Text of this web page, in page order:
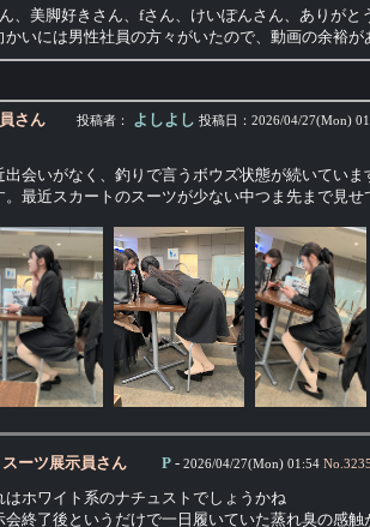
、美脚好きさん、fさん、けいぽんさん、ありが
かいには男性社員の方々がいたので、動画の余裕
さん 投稿者： よしよし 投稿日： 2026/04/27(Mon)
出会いがなく、釣りで言うボウズ状態が続いてい
。最近スカートのスーツが少ない中つま先まで見せ
スーツ展示員さん P - 2026/04/27(Mon) 01:54 No.
はホワイト系のナチュストでしょうかね
会終了後というだけで一日履いていた蒸れ臭の感